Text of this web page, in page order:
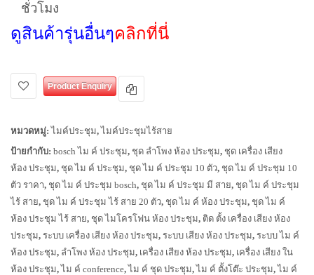
ชั่วโมง
ดูสินค้ารุ่นอื่นๆคลิกที่นี่
Product Enquiry
หมวดหมู่:ไมค์ประชุม,ไมค์ประชุมไร้สาย
ป้ายกำกับ: bosch ไม ค์ ประชุม, ชุด ลำโพง ห้อง ประชุม, ชุด เครื่อง เสียง
ห้อง ประชุม, ชุด ไม ค์ ประชุม, ชุด ไม ค์ ประชุม 10 ตัว, ชุด ไม ค์ ประชุม 10
ตัว ราคา, ชุด ไม ค์ ประชุม bosch, ชุด ไม ค์ ประชุม มี สาย, ชุด ไม ค์ ประชุม
ไร้ สาย, ชุด ไม ค์ ประชุม ไร้ สาย 20 ตัว, ชุด ไม ค์ ห้อง ประชุม, ชุด ไม ค์
ห้อง ประชุม ไร้ สาย, ชุด ไมโครโฟน ห้อง ประชุม, ติด ตั้ง เครื่อง เสียง ห้อง
ประชุม, ระบบ เครื่อง เสียง ห้อง ประชุม, ระบบ เสียง ห้อง ประชุม, ระบบ ไม ค์
ห้อง ประชุม, ลำโพง ห้อง ประชุม, เครื่อง เสียง ห้อง ประชุม, เครื่อง เสียง ใน
ห้อง ประชุม,ไม ค์ conference,ไม ค์ ชุด ประชุม,ไม ค์ ตั้งโต๊ะ ประชุม,ไม ค์